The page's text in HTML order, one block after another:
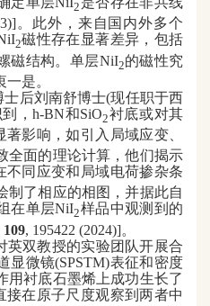
2
] 。此外，来自国内外多个
2磁性存在显著差异，包括
磁结构。单层NiI2的磁性究
是。
士后刘南舒博士(现任职于西
，h-BN和SiO2衬底或对其
著影响，如引入局域应变、
全面的理论计算，他们揭示
不同应变和局域电荷掺杂条
制了相应的相图，并据此自
在单层NiI2样品中观测到的
109, 195422 (2024)]。
英双教授的实验团队开展合
显微镜(SPSTM)表征和密度
用衬底石墨烯上成功生长了
接在原子尺度观察到两者中